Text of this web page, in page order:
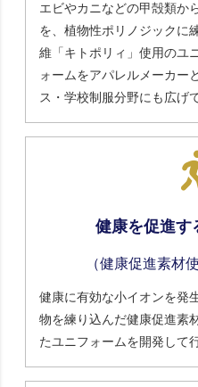
エビやカニなどの甲殻類か
を、植物性ポリノジックに
維「キトポリィ」使用のユ
ォームをアパレルメーカー
ス・学校制服分野にも広げ
健康を促進す
（健康促進素材
健康に有効な小イオンを発
物を練り込んだ健康促進素
たユニフォームを開発して